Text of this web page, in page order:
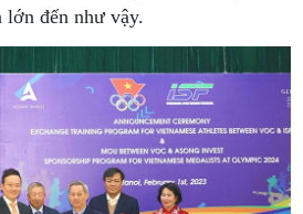
lớn đến như vậy.